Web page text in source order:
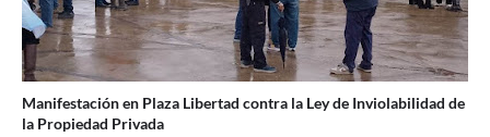
Manifestación en Plaza Libertad contra la Ley de Inviolabilidad de
la Propiedad Privada